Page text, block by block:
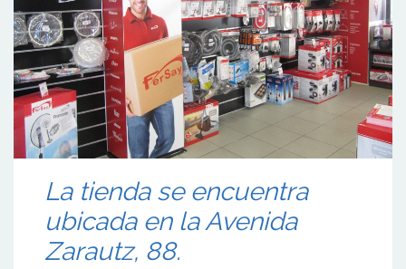
La tienda se encuentra
ubicada en la Avenida
Zarautz, 88.